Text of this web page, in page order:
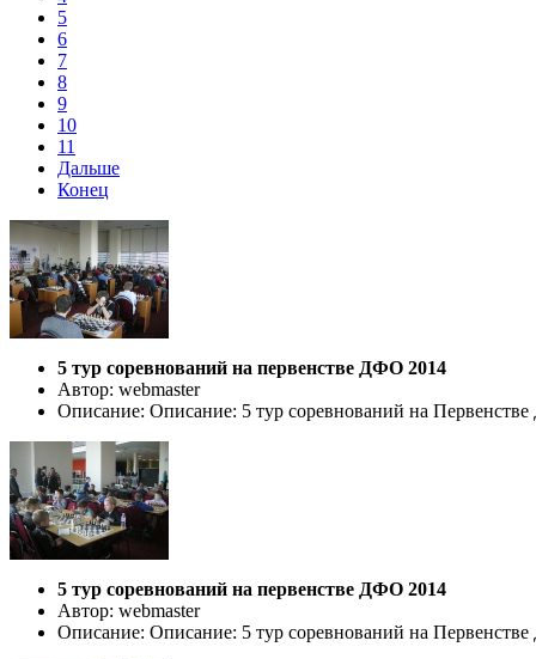
5
6
7
8
9
10
11
Дальше
Конец
5 тур соревнований на первенстве ДФО 2014
Автор: webmaster
Описание: Описание: 5 тур соревнований на
5 тур соревнований на первенстве ДФО 2014
Автор: webmaster
Описание: Описание: 5 тур соревнований на